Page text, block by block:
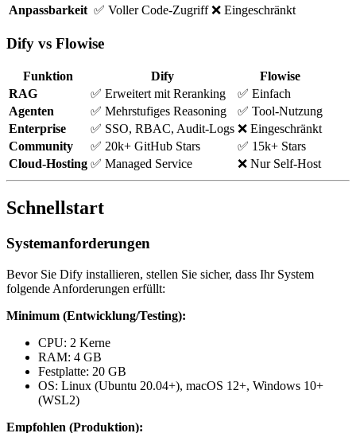
Anpassbarkeit ✅ Voller Code-Zugriff ❌ Eingeschränkt
Dify vs Flowise
Funktion Dify
Flowise
RAG
✅ Erweitert mit Reranking
✅ Einfach
Agenten
✅ Mehrstufiges Reasoning
✅ Tool-Nutzung
Enterprise
✅ SSO, RBAC, Audit-Logs ❌ Eingeschränkt
Community
✅ 20k+ GitHub Stars
✅ 15k+ Stars
Cloud-Hosting ✅ Managed Service ❌ Nur Self-Host
Schnellstart
Systemanforderungen
Bevor Sie Dify installieren, stellen Sie sicher, dass Ihr System
folgende Anforderungen erfüllt:
Minimum (Entwicklung/Testing):
CPU: 2 Kerne
RAM: 4 GB
Festplatte: 20 GB
OS: Linux (Ubuntu 20.04+), macOS 12+, Windows 10+
(WSL2)
Empfohlen (Produktion):